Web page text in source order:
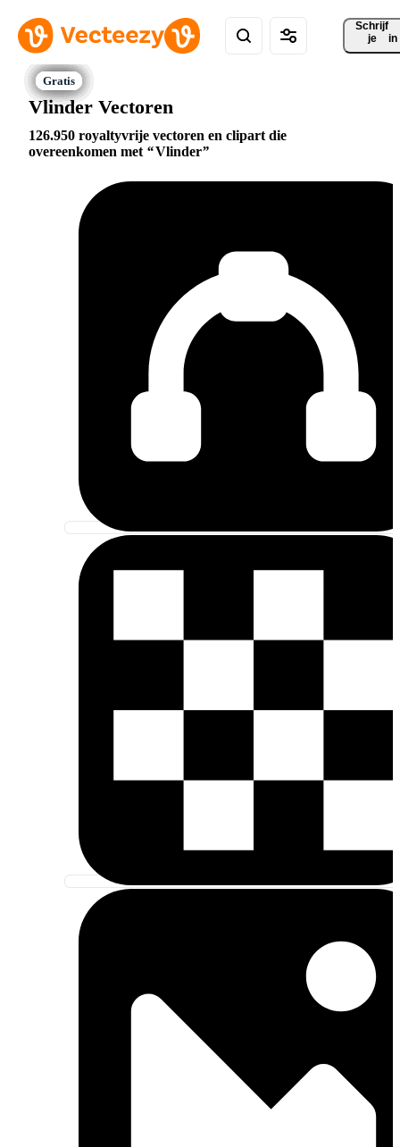
Schrijf
je
in
Vlinder Vectoren
126.950 royaltyvrije vectoren en clipart die
overeenkomen met
Vlinder